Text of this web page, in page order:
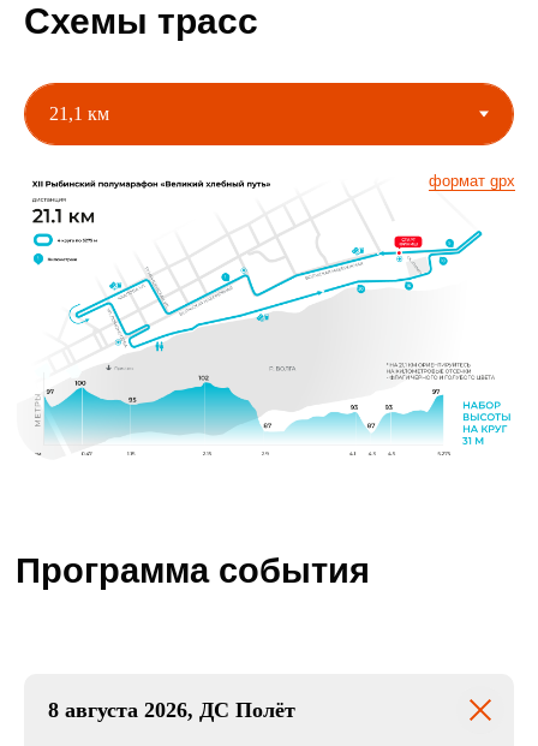
Схемы трасс
Программа события
8 августа 2026, ДС Полёт